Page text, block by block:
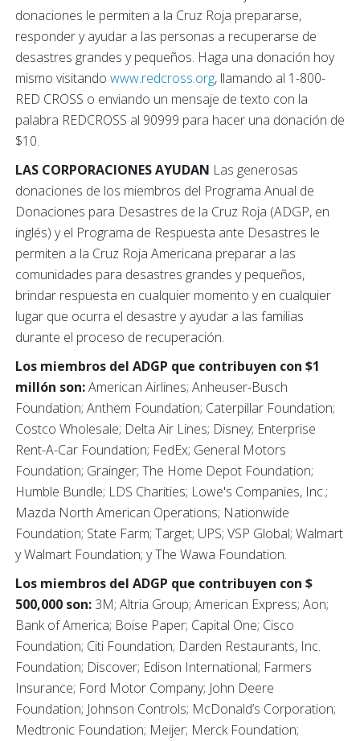
donaciones le permiten a la Cruz Roja prepararse,
responder y ayudar a las personas a recuperarse de
desastres grandes y pequeños. Haga una donación hoy
mismo visitando www.redcross.org, llamando al 1-800-
RED CROSS o enviando un mensaje de texto con la
palabra REDCROSS al 90999 para hacer una donación de
$10.
LAS CORPORACIONES AYUDAN Las generosas
donaciones de los miembros del Programa Anual de
Donaciones para Desastres de la Cruz Roja (ADGP, en
inglés) y el Programa de Respuesta ante Desastres le
permiten a la Cruz Roja Americana preparar a las
comunidades para desastres grandes y pequeños,
brindar respuesta en cualquier momento y en cualquier
lugar que ocurra el desastre y ayudar a las familias
durante el proceso de recuperación.
Los miembros del ADGP que contribuyen con $1
millón son:American Airlines; Anheuser-Busch
Foundation; Anthem Foundation; Caterpillar Foundation;
Costco Wholesale; Delta Air Lines; Disney; Enterprise
Rent-A-Car Foundation; FedEx; General Motors
Foundation; Grainger; The Home Depot Foundation;
Humble Bundle; LDS Charities; Lowe's Companies, Inc.;
Mazda North American Operations; Nationwide
Foundation; State Farm; Target; UPS; VSP Global; Walmart
y Walmart Foundation; y The Wawa Foundation.
Los miembros del ADGP que contribuyen con $
500,000 son: 3M; Altria Group; American Express; Aon;
Bank of America; Boise Paper; Capital One; Cisco
Foundation; Citi Foundation; Darden Restaurants, Inc.
Foundation; Discover; Edison International; Farmers
Insurance; Ford Motor Company; John Deere
Foundation; Johnson Controls; McDonald’s Corporation;
Medtronic Foundation; Meijer; Merck Foundation;